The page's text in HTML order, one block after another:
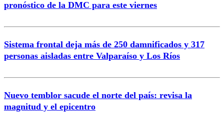
pronóstico de la DMC para este viernes
Sistema frontal deja más de 250 damnificados y 317
personas aisladas entre Valparaíso y Los Ríos
Nuevo temblor sacude el norte del país: revisa la
magnitud y el epicentro